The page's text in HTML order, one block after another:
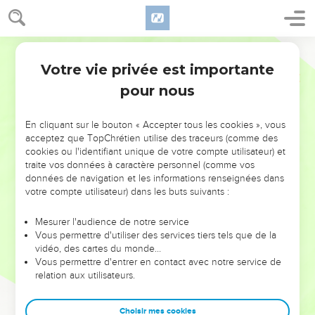
NE MANQUEZ PAS L’ÉVÉNEMENT
DE L’ANNÉE !
ET SI LEURS ERREURS POUVAIENT VOUS ÉVITER LES
VOTRES ?
leur foi ou leur vision. Mais on voit moins les doutes, les erreurs
et les saisons difficiles qu'ils ont traversés, alors même que ce
sont elles qui les ont façonnés.
Dans cette conférence, leaders, entrepreneurs, et responsables
clés pour avancer avec plus de sagesse afin que leurs erreurs
Votre vie privée est importante
pour nous
En cliquant sur le bouton « Accepter tous les cookies », vous
acceptez que TopChrétien utilise des traceurs (comme des
cookies ou l'identifiant unique de votre compte utilisateur) et
traite vos données à caractère personnel (comme vos
données de navigation et les informations renseignées dans
votre compte utilisateur) dans les buts suivants :
Mesurer l'audience de notre service
Vous permettre d'utiliser des services tiers tels que de la
vidéo, des cartes du monde…
Vous permettre d'entrer en contact avec notre service de
relation aux utilisateurs.
Choisir mes cookies